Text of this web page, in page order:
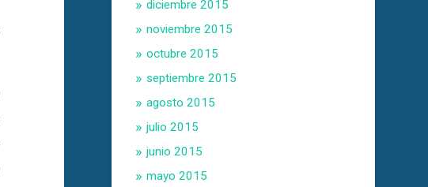
diciembre 2015
noviembre 2015
octubre 2015
septiembre 2015
agosto 2015
julio 2015
junio 2015
mayo 2015